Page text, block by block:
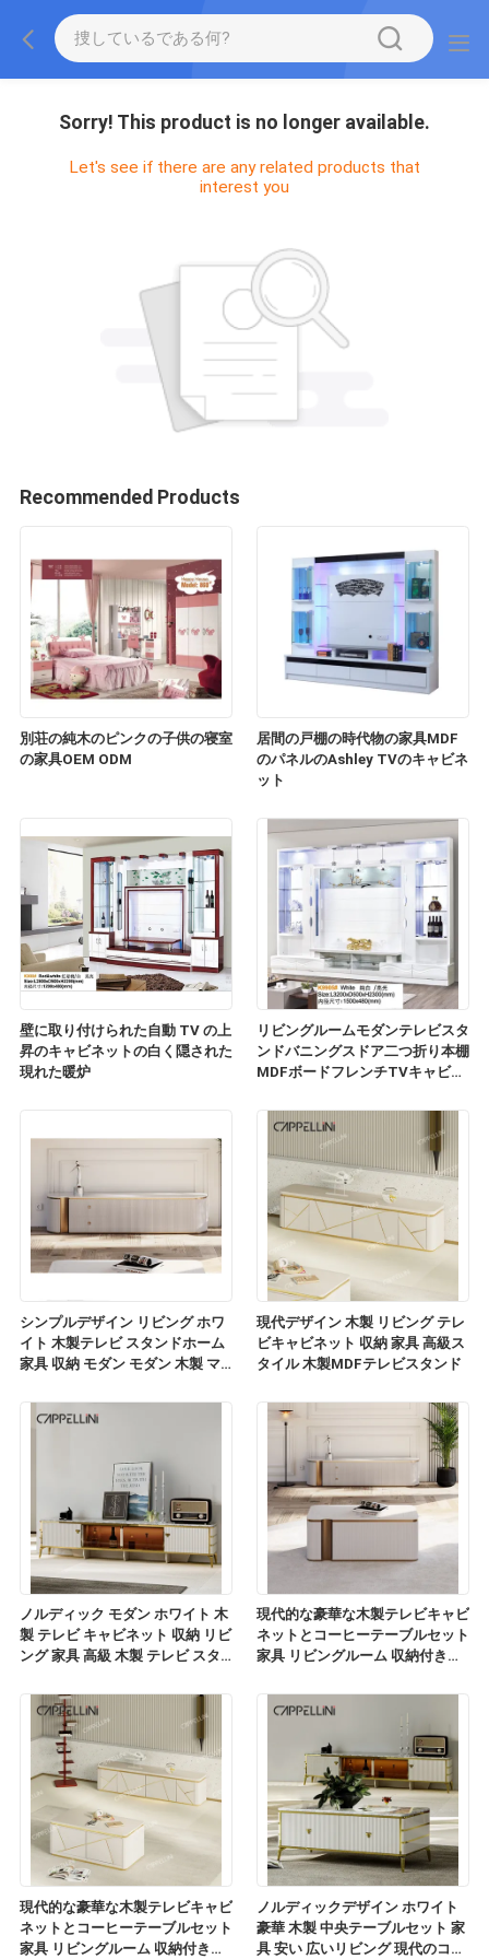
Sorry! This product is no longer available.
Let's see if there are any related products that
interest you
Recommended Products
別荘の純木のピンクの子供の寝室
の家具OEM ODM
居間の戸棚の時代物の家具MDF
のパネルのAshley TVのキャビネ
ット
壁に取り付けられた自動 TV の上
昇のキャビネットの白く隠された
現れた暖炉
リビングルームモダンテレビスタ
ンドバニングスドア二つ折り本棚
MDFボードフレンチTVキャビネ
シンプルデザイン リビング ホワ
イト 木製テレビ スタンドホーム
家具 収納 モダン モダン 木製 マ
ャビネット
現代デザイン 木製 リビング テレ
ビキャビネット 収納 家具 高級ス
タイル 木製MDFテレビスタンド
ノルディック モダン ホワイト 木
製 テレビ キャビネット 収納 リビ
ング 家具 高級 木製 テレビ スタ
現代的な豪華な木製テレビキャビ
ネットとコーヒーテーブルセット
家具 リビングルーム 収納付きの
現代的な豪華な木製テレビキャビ
ネットとコーヒーテーブルセット
家具 リビングルーム 収納付きの
ノルディックデザイン ホワイト
豪華 木製 中央テーブルセット 家
具 安い 広いリビング 現代のコー